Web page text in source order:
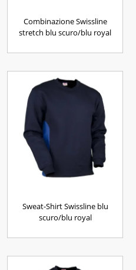
Combinazione Swissline
stretch blu scuro/blu royal
Sweat-Shirt Swissline blu
scuro/blu royal